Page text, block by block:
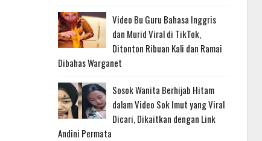
Video Bu Guru Bahasa Inggris
dan Murid Viral di TikTok,
Ditonton Ribuan Kali dan Ramai
Dibahas Warganet
Sosok Wanita Berhijab Hitam
dalam Video Sok Imut yang Viral
Dicari, Dikaitkan dengan Link
Andini Permata